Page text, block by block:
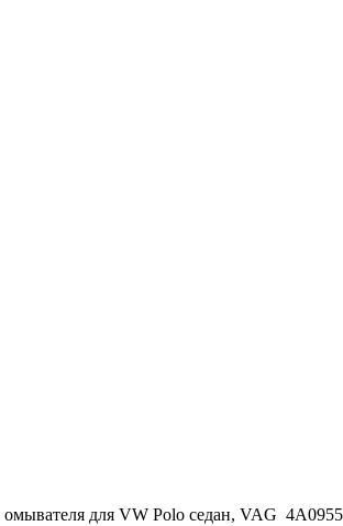
для VW Polo седан, VAG